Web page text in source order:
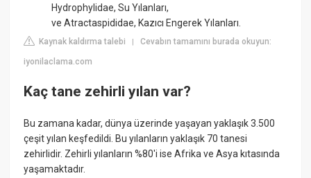
Hydrophylidae, Su Yılanları,
ve Atractaspididae, Kazıcı Engerek Yılanları.
Kaynak kaldırma talebi |Cevabın tamamını burada okuyun:
iyonilaclama.com
Kaç tane zehirli yılan var?
Bu zamana kadar, dünya üzerinde yaşayan yaklaşık 3.500
çeşit yılan keşfedildi. Bu yılanların yaklaşık 70 tanesi
zehirlidir. Zehirli yılanların %80'i ise Afrika ve Asya kıtasında
yaşamaktadır.